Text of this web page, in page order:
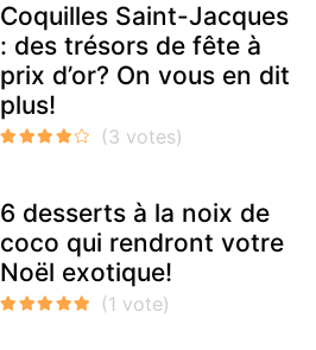
Coquilles Saint-Jacques
: des trésors de fête à
prix d’or? On vous en dit
plus!
6 desserts à la noix de
coco qui rendront votre
Noël exotique!